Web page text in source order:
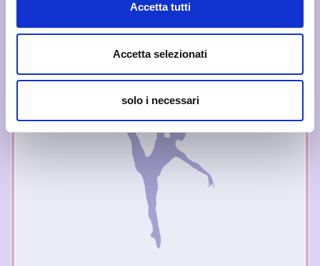
Accetta tutti
Accetta selezionati
solo i necessari